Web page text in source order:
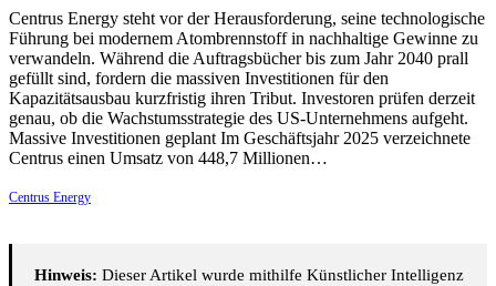
Centrus Energy steht vor der Herausforderung, seine technologische
Führung bei modernem Atombrennstoff in nachhaltige Gewinne zu
verwandeln. Während die Auftragsbücher bis zum Jahr 2040 prall
gefüllt sind, fordern die massiven Investitionen für den
Kapazitätsausbau kurzfristig ihren Tribut. Investoren prüfen derzeit
genau, ob die Wachstumsstrategie des US-Unternehmens aufgeht.
Massive Investitionen geplant Im Geschäftsjahr 2025 verzeichnete
Centrus einen Umsatz von 448,7 Millionen…
Centrus Energy
Hinweis: Dieser Artikel wurde mithilfe Künstlicher Intelligenz